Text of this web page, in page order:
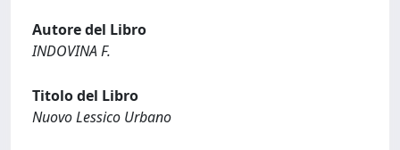
Autore del Libro
INDOVINA F.
Titolo del Libro
Nuovo Lessico Urbano